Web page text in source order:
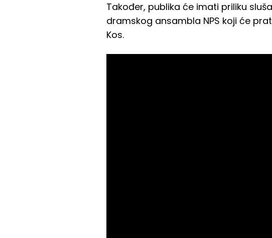
Također, publika će imati priliku
dramskog ansambla NPS koji će
Kos.